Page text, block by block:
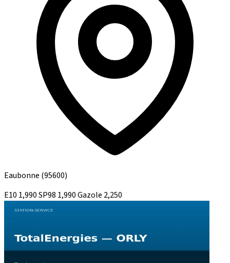
Eaubonne (95600)
E10 1,990SP98 1,990Gazole 2,250